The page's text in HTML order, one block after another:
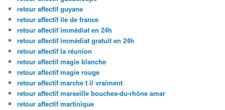
retour affectif guyane
retour affectif ile de france
retour affectif immédiat en 24h
retour affectif immédiat gratuit en 24h
retour affectif la réunion
retour affectif magie blanche
retour affectif magie rouge
retour affectif marche t il vraiment
retour affectif marseille bouches-du-rhône amar
retour affectif martinique